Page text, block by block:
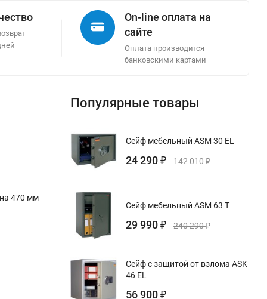
On-line оплата на
сайте
Оплата производится
банковскими картами
470 мм
Популярные товары
Сейф мебельный ASM 30 EL
24 290 ₽ 142 010₽
Сейф мебельный ASM 63 T
29 990 ₽ 240 290₽
Сейф с защитой от взлома ASK
46 EL
56 900 ₽